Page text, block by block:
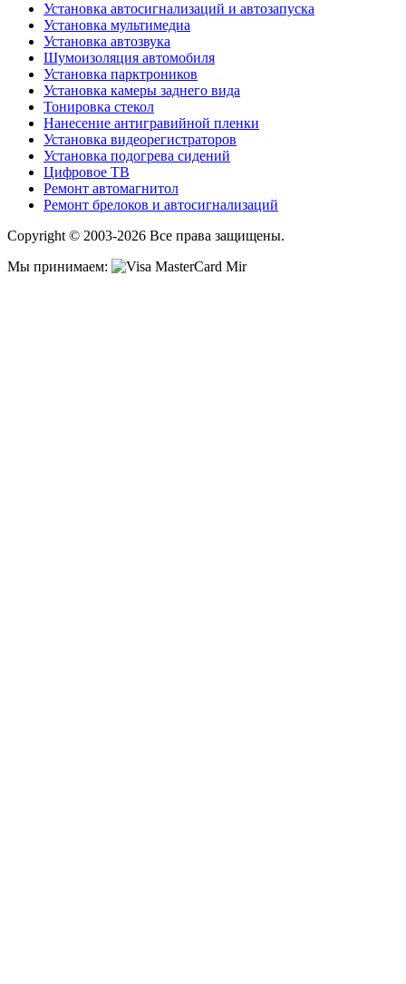
Установка автосигнализаций и автозапуска
Установка мультимедиа
Установка автозвука
Шумоизоляция автомобиля
Установка парктроников
Установка камеры заднего вида
Тонировка стекол
Нанесение антигравийной пленки
Установка видеорегистраторов
Установка подогрева сидений
Цифровое ТВ
Ремонт автомагнитол
Ремонт брелоков и автосигнализаций
Copyright © 2003-2026 Все права защищены.
Мы принимаем: